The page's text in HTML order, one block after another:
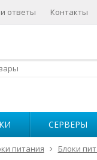
ответы Контакты
СЕРВЕРЫ
питания Блоки